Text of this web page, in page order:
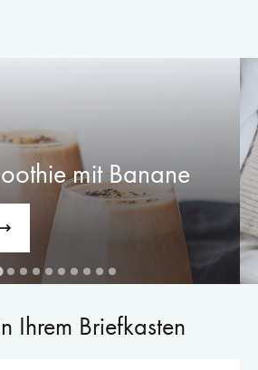
mit Banane
Ihrem Briefkasten